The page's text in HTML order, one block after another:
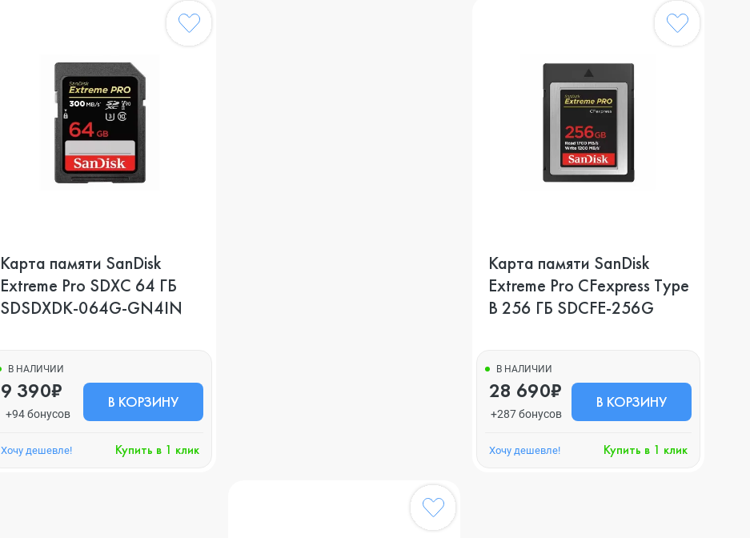
Карта памяти SanDisk
Extreme Pro SDXC 64 ГБ
SDSDXDK-064G-GN4IN
В НАЛИЧИИ
9 390₽
+94 бонусов
В КОРЗИНУ
Хочу дешевле! Купить в 1 клик
Карта памяти SanDisk
Extreme Pro CFexpress Type
B 256 ГБ SDCFE-256G
В НАЛИЧИИ
28 690₽
+287 бонусов
В КОРЗИНУ
Хочу дешевле! Купить в 1 клик